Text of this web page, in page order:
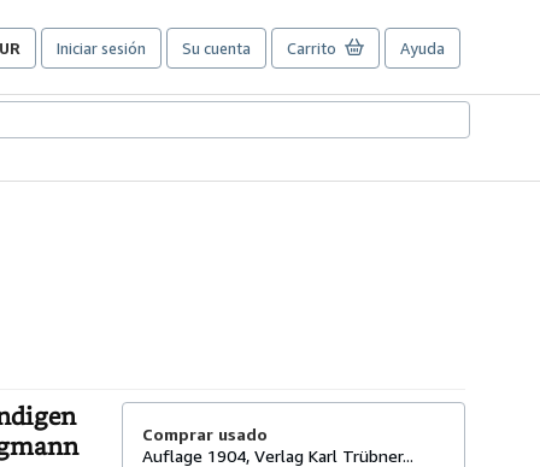
Iniciar sesión Su cuenta Carrito Ayuda
Comprar usado
Auflage 1904, Verlag Karl Trübner...